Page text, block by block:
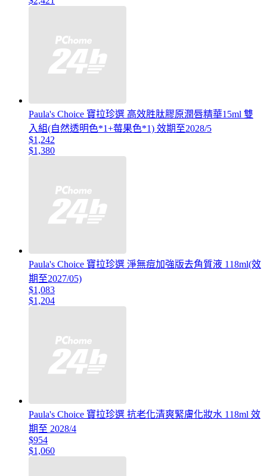
Paula's Choice 寶拉珍選 高效胜肽膠原潤唇精華15ml 雙
入組(自然透明色*1+莓果色*1) 效期至2028/5
$1,242
$1,380
Paula's Choice 寶拉珍選 淨無痘加強版去角質液 118ml(效
期至2027/05)
$1,083
$1,204
Paula's Choice 寶拉珍選 抗老化清爽緊膚化妝水 118ml 效
期至 2028/4
$954
$1,060